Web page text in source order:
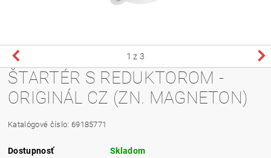
1 z 3
ŠTARTÉR S REDUKTOROM -
ORIGINÁL CZ (ZN. MAGNETON)
Katalógové číslo: 69185771
Dostupnosť Skladom